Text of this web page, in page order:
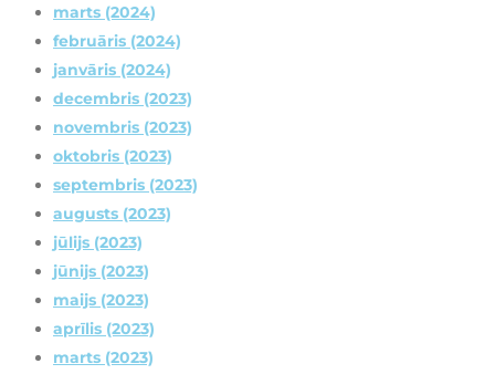
marts (2024)
februāris (2024)
janvāris (2024)
decembris (2023)
novembris (2023)
oktobris (2023)
septembris (2023)
augusts (2023)
jūlijs (2023)
jūnijs (2023)
maijs (2023)
aprīlis (2023)
marts (2023)